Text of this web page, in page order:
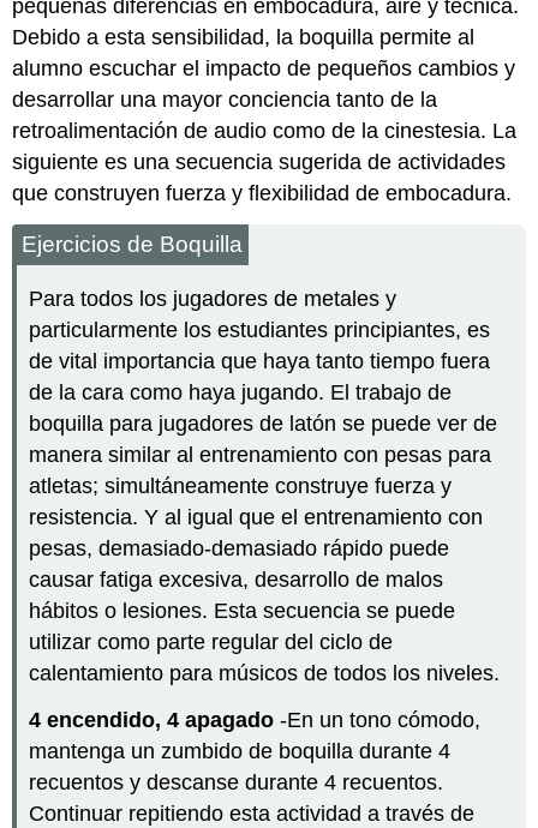
pequeñas diferencias en embocadura, aire y técnica.
Debido a esta sensibilidad, la boquilla permite al
alumno escuchar el impacto de pequeños cambios y
desarrollar una mayor conciencia tanto de la
retroalimentación de audio como de la cinestesia. La
siguiente es una secuencia sugerida de actividades
que construyen fuerza y flexibilidad de embocadura.
Ejercicios de Boquilla
Para todos los jugadores de metales y
particularmente los estudiantes principiantes, es
de vital importancia que haya tanto tiempo fuera
de la cara como haya jugando. El trabajo de
boquilla para jugadores de latón se puede ver de
manera similar al entrenamiento con pesas para
atletas; simultáneamente construye fuerza y
resistencia. Y al igual que el entrenamiento con
pesas, demasiado-demasiado rápido puede
causar fatiga excesiva, desarrollo de malos
hábitos o lesiones. Esta secuencia se puede
utilizar como parte regular del ciclo de
calentamiento para músicos de todos los niveles.
4 encendido, 4 apagado -En un tono cómodo,
mantenga un zumbido de boquilla durante 4
recuentos y descanse durante 4 recuentos.
Continuar repitiendo esta actividad a través de